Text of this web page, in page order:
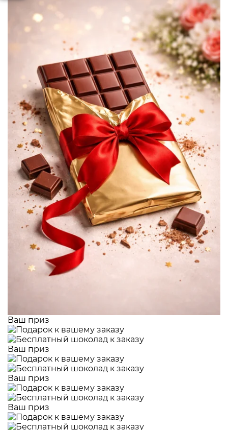
Ваш приз
Ваш приз
Ваш приз
Ваш приз